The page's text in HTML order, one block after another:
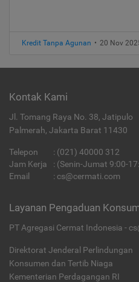
Kredit Tanpa Agunan • 20 Nov
Kontak Kami
Jl. Tomang Raya No. 38, Jatipulo
Palmerah, Jakarta Barat 11430
Telepon : (021) 40000 312
Jam Kerja
: (Senin-Jumat 9:00-
Email
: cs@cermati.com
Layanan Pengaduan
PT Agregasi Cermat Indonesia -
Direktorat Jenderal Perlindungan
Konsumen dan Tertib Niaga
Kementerian Perdagangan RI